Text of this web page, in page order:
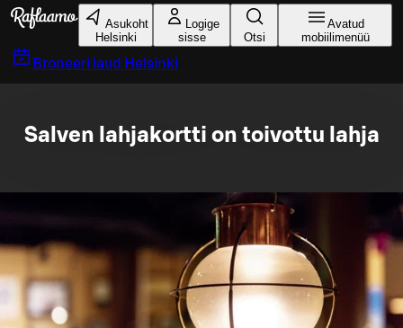
Liigu peamise sisu juurde
Asukoht
Helsinki
Logige
sisse
Otsi
Avatud
mobiilimenüü
Broneeri laud Helsinki
Salven lahjakortti on toivottu lahja